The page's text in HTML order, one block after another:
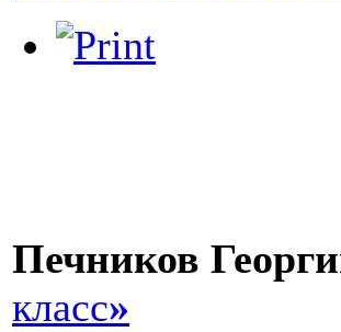
Печников
класс»